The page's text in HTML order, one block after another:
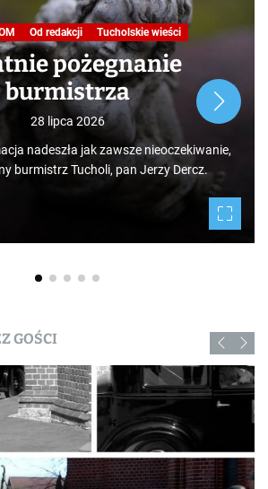
Od redakcji Tucholskie wieści
pożegnanie
burmistrza
28 lipca 2026
nadeszła jak zawsze nieoczekiwanie,
burmistrz Tucholi, pan Jerzy Dercz.
GOŚCI